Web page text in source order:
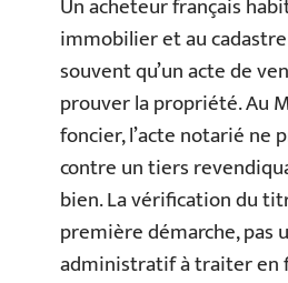
immobilier et au
souvent qu’un acte de
prouver la propriété. Au
foncier, l’acte notarié ne
contre un tiers
bien. La vérification du
première démarche, pas
administratif à traiter en